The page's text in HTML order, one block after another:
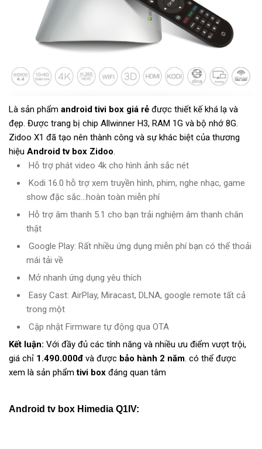
Là sản phẩm android tivi box giá rẻ được thiết kế khá lạ và
đẹp. Được trang bị chip Allwinner H3, RAM 1G và bộ nhớ 8G.
Zidoo X1 đã tạo nên thành công và sự khác biệt của thương
hiệu Android tv box Zidoo.
Hỗ trợ phát video 4k cho hình ảnh sắc nét
Kodi 16.0 hỗ trợ xem truyền hình, phim, nghe nhạc, game
show đặc sắc...hoàn toàn miễn phí
Hỗ trợ âm thanh 5.1 cho bạn trải nghiệm âm thanh chân
thật
Google Play: Rất nhiều ứng dụng miễn phí bạn có thể thoải
mái tải về
Mở nhanh ứng dụng yêu thích
Easy Cast: AirPlay, Miracast, DLNA, google remote tất cả
trong một
Cập nhật Firmware tự động qua OTA
Kết luận: Với đầy đủ các tính năng và nhiều ưu điểm vượt trội,
giá chỉ 1.490.000đ và được bảo hành 2 năm. có thể được
xem là sản phẩm tivi box đáng quan tâm
Android tv box Himedia Q1IV: